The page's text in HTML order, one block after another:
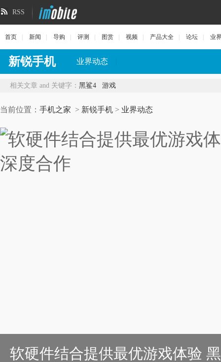
RSS
首页 新闻 导购 评测 图赏 视频 产品大全 论坛 业
新锐手机 业界动态
相关文章 and 关键字： 黑鲨4 游戏
当前位置： 手机之家 > 新锐手机 > 业界动态
软硬件结合提供最优游戏体验